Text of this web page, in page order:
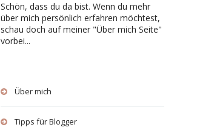
Schön, dass du da bist. Wenn du mehr
über mich persönlich erfahren möchtest,
schau doch auf meiner "Über mich Seite"
vorbei...
Über mich
Tipps für Blogger